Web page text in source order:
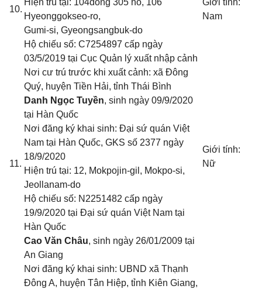
10.
Hiện trú tại: 104dong 305 ho, 106
Hyeonggokseo-ro,
Gumi-si, Gyeongsangbuk-do
Hộ chiếu số: C7254897 cấp ngày
03/5/2019 tại Cục Quản lý xuất nhập cảnh
Nơi cư trú trước khi xuất cảnh: xã Đông
Quý, huyện Tiền Hải, tỉnh Thái Bình
Giới tính:
Nam
11.
Danh Ngọc Tuyền, sinh ngày 09/9/2020
tại Hàn Quốc
Nơi đăng ký khai sinh: Đại sứ quán Việt
Nam tại Hàn Quốc, GKS số 2377 ngày
18/9/2020
Hiện trú tại: 12, Mokpojin-gil, Mokpo-si,
Jeollanam-do
Hộ chiếu số: N2251482 cấp ngày
19/9/2020 tại Đại sứ quán Việt Nam tại
Hàn Quốc
Giới tính:
Nữ
Cao Văn Châu, sinh ngày 26/01/2009 tại
An Giang
Nơi đăng ký khai sinh: UBND xã Thạnh
Đông A, huyện Tân Hiệp, tỉnh Kiên Giang,